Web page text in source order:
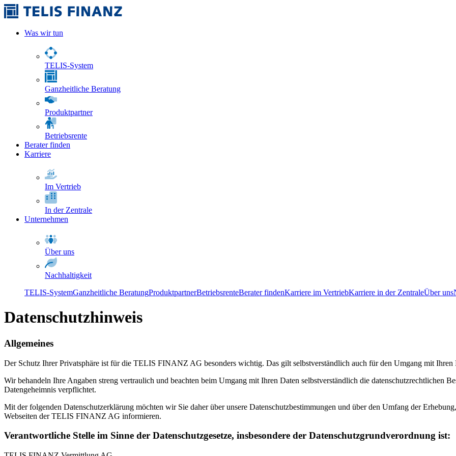
Was wir tun
TELIS-System
Ganzheitliche Beratung
Produktpartner
Betriebsrente
Berater finden
Karriere
Im Vertrieb
In der Zentrale
Unternehmen
Über uns
Nachhaltigkeit
TELIS-SystemGanzheitliche BeratungProduktpartnerBetriebsrenteBerater findenKarriere im VertriebKarriere in der ZentraleÜber uns
Datenschutzhinweis
Allgemeines
Der Schutz Ihrer Privatsphäre ist für die TELIS FINANZ AG besonders wichtig. Das gilt selbstverständlich auch für den Umgang mit
Wir behandeln Ihre Angaben streng vertraulich und beachten beim Umgang mit Ihren Daten selbstverständlich die datenschutzrechtlichen
Datengeheimnis verpflichtet.
Mit der folgenden Datenschutzerklärung möchten wir Sie daher über unsere Datenschutzbestimmungen und über den Umfang der
Webseiten der TELIS FINANZ AG informieren.
Verantwortliche Stelle im Sinne der Datenschutzgesetze, insbesondere der Datenschutzgrundverordnung ist: